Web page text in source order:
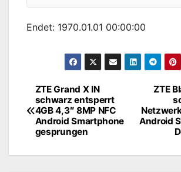
Endet: 1970.01.01 00:00:00
ZTE
Android
ZTE Grand X IN
schwarz entsperrt
4GB 4,3″ 8MP NFC
Android Smartphone
gesprungen